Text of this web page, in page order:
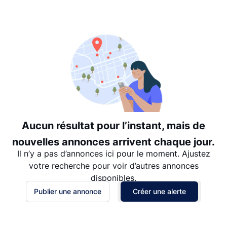
Date: les plus anciens d’abord
Aucun résultat pour l’instant, mais de
nouvelles annonces arrivent chaque jour.
Il n’y a pas d’annonces ici pour le moment. Ajustez
votre recherche pour voir d’autres annonces
disponibles.
Publier une annonce Créer une alerte